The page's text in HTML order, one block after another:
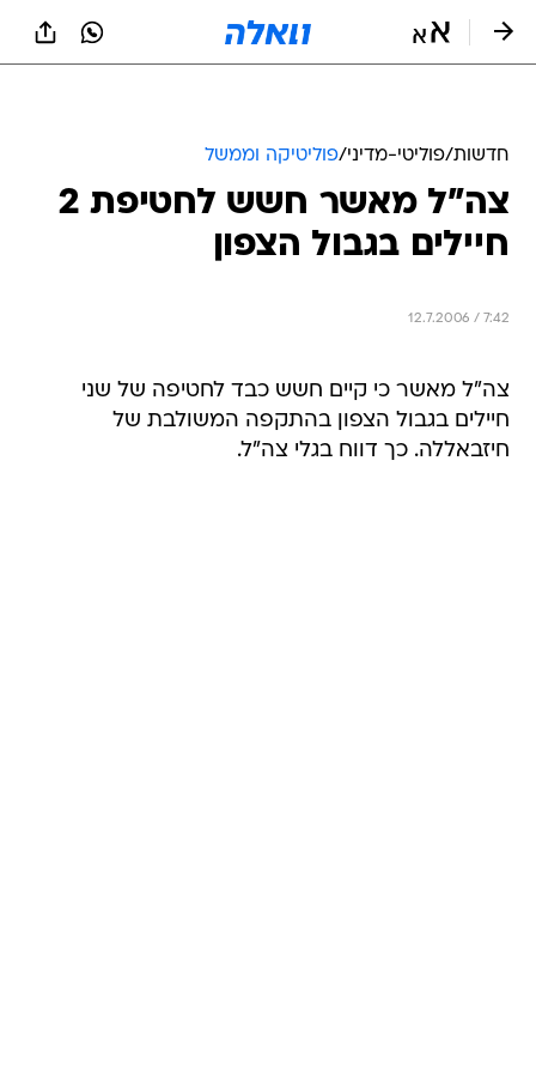
חדשות/פוליטי-מדיני/פוליטיקה וממשל
צה"ל מאשר חשש לחטיפת 2
חיילים בגבול הצפון
12.7.2006 / 7:42
צה"ל מאשר כי קיים חשש כבד לחטיפה של שני
חיילים בגבול הצפון בהתקפה המשולבת של
חיזבאללה. כך דווח בגלי צה"ל.